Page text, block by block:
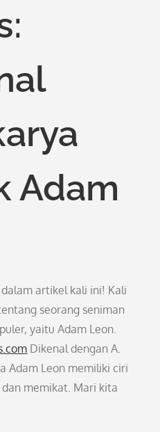
Adam
artikel kali ini! Kali
seorang seniman
yaitu Adam Leon.
Dikenal dengan A.
Adam Leon memiliki ciri
memikat. Mari kita